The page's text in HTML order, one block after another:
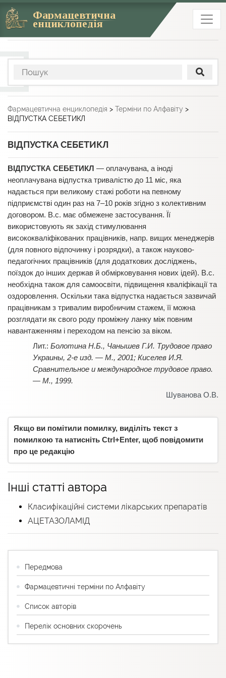
Фармацевтична
енциклопедія
Фармацевтична енциклопедія > Терміни по Алфавіту >
ВІДПУСТКА СЕБЕТИКЛ
ВІДПУСТКА СЕБЕТИКЛ
ВІДПУСТКА СЕБЕТИКЛ — оплачувана, а іноді
неоплачувана відпустка тривалістю до 11 міс, яка
надається при великому стажі роботи на певному
підприємстві один раз на 7–10 років згідно з колективним
договором. В.с. має обмежене застосування. Її
використовують як захід стимулювання
висококваліфікованих працівників, напр. вищих менеджерів
(для повного відпочинку і розрядки), а також науково-
педагогічних працівників (для додаткових досліджень,
поїздок до інших держав й обмірковування нових ідей). В.с.
необхідна також для самоосвіти, підвищення кваліфікації та
оздоровлення. Оскільки така відпустка надається зазвичай
працівникам з тривалим виробничим стажем, її можна
розглядати як свого роду проміжну ланку між повним
навантаженням і переходом на пенсію за віком.
Болотина Н.Б., Чанышев Г.И. Трудовое право
Украины, 2-е изд. — М., 2001; Киселев И.Я.
Сравнительное и международное трудовое право.
— М., 1999.
Шуванова О.В.
Якщо ви помітили помилку, виділіть текст з
помилкою та натисніть Ctrl+Enter, щоб повідомити
про це редакцію
Інші статті автора
Класифікаційні системи лікарських препаратів
АЦЕТАЗОЛАМІД
Передмова
Фармацевтичні терміни по Алфавіту
Список авторів
Перелік основних скорочень